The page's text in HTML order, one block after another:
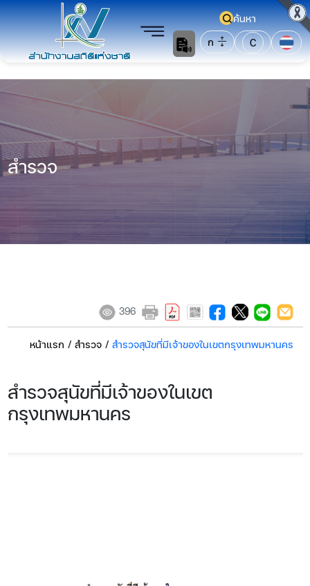
ค้นหา
ก
C
สำรวจ
396
หน้าแรก / สำรวจ/ สำรวจสุนัขที่มีเจ้าของในเขตกรุงเทพมหานคร
สำรวจสุนัขที่มีเจ้าของในเขต
กรุงเทพมหานคร